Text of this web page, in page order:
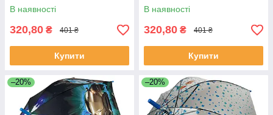
В наявності
320,80 ₴ 401 ₴
Купити
В наявності
320,80 ₴ 401 ₴
Купити
–20% –20%